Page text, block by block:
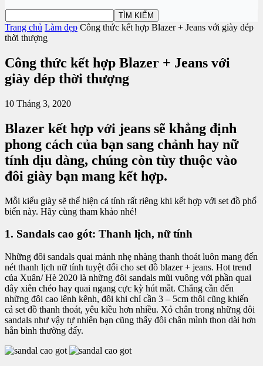
Trang chủ Làm đẹp Công thức kết hợp Blazer + Jeans với giày dép
thời thượng
Công thức kết hợp Blazer + Jeans với
giày dép thời thượng
10 Tháng 3, 2020
Blazer kết hợp với jeans sẽ khẳng định
phong cách của bạn sang chảnh hay nữ
tính dịu dàng, chúng còn tùy thuộc vào
đôi giày bạn mang kết hợp.
Mỗi kiểu giày sẽ thể hiện cá tính rất riêng khi kết hợp với set đồ phổ
biến này. Hãy cùng tham khảo nhé!
1. Sandals cao gót: Thanh lịch, nữ tính
Những đôi sandals quai mảnh nhẹ nhàng thanh thoát luôn mang đến
nét thanh lịch nữ tính tuyệt đối cho set đồ blazer + jeans. Hot trend
của Xuân/ Hè 2020 là những đôi sandals mũi vuông với phần quai
dây xiên chéo hay quai ngang cực kỳ hút mắt. Chẳng cần đến
những đôi cao lênh kênh, đôi khi chỉ cần 3 – 5cm thôi cũng khiến
cả set đồ thanh thoát, yêu kiều hơn nhiều. Xỏ chân trong những đôi
sandals như vậy tự nhiên bạn cũng thấy đôi chân mình thon dài hơn
hẳn bình thường đấy.